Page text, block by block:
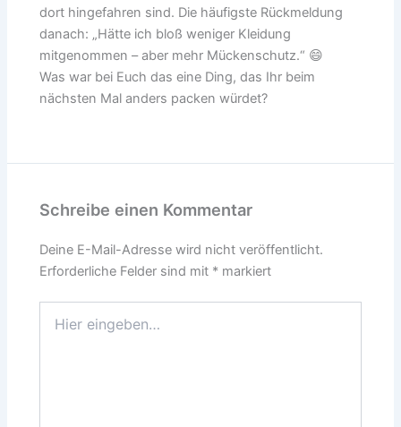
dort hingefahren sind. Die häufigste Rückmeldung
danach: „Hätte ich bloß weniger Kleidung
mitgenommen – aber mehr Mückenschutz.“ 😄
Was war bei Euch das eine Ding, das Ihr beim
nächsten Mal anders packen würdet?
Schreibe einen Kommentar
Deine E-Mail-Adresse wird nicht veröffentlicht.
Erforderliche Felder sind mit * markiert
eingeben…